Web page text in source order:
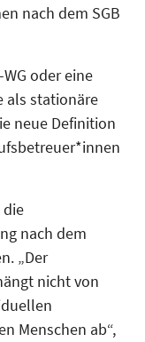
nach dem SGB
oder eine
als stationäre
neue Definition
die
nach dem
„Der
nicht von
Menschen ab“,